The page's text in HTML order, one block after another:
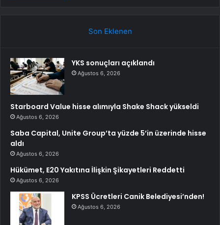
Son Eklenen
YKS sonuçları açıklandı
Ağustos 6, 2026
Starboard Value hisse alımıyla Shake Shack yükseldi
Ağustos 6, 2026
Saba Capital, Unite Group’ta yüzde 5’in üzerinde hisse
aldı
Ağustos 6, 2026
Hükümet, E20 Yakıtına İlişkin Şikayetleri Reddetti
Ağustos 6, 2026
KPSS Ücretleri Canik Belediyesi’nden!
Ağustos 6, 2026